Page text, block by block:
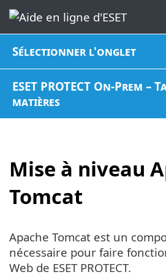
Sélectionner l'onglet
ESET PROTECT On-Prem –
matières
Mise à niveau
Tomcat
Apache Tomcat est un
nécessaire pour faire
Web de ESET PROTECT.